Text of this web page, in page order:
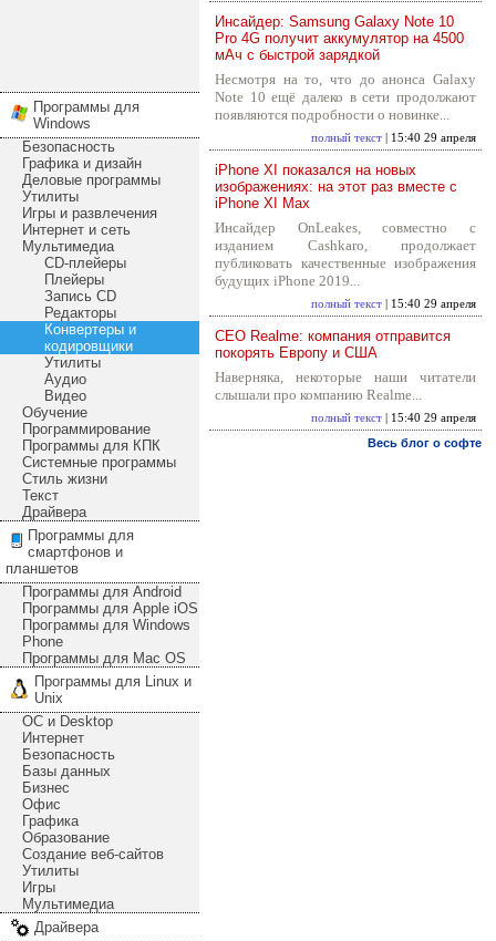
Программы для
Windows
Безопасность
Графика и дизайн
Деловые программы
Утилиты
Игры и развлечения
Интернет и сеть
Мультимедиа
CD-плейеры
Плейеры
Запись CD
Редакторы
Конвертеры и
кодировщики
Утилиты
Аудио
Видео
Обучение
Программирование
Программы для КПК
Системные программы
Стиль жизни
Текст
Драйвера
Программы для
смартфонов и
планшетов
Программы для Android
Программы для Apple iOS
Программы для Windows
Phone
Программы для Mac OS
Программы для Linux и
Unix
ОС и Desktop
Интернет
Безопасность
Базы данных
Бизнес
Офис
Графика
Образование
Создание веб-сайтов
Утилиты
Игры
Мультимедиа
Драйвера
Инсайдер: Samsung Galaxy Note 10
Pro 4G получит аккумулятор на 4500
мАч с быстрой зарядкой
Несмотря на то, что до анонса Galaxy
Note 10 ещё далеко в сети продолжают
появляются подробности о новинке...
полный текст | 15:40 29 апреля
iPhone XI показался на новых
изображениях: на этот раз вместе с
iPhone XI Max
Инсайдер OnLeakes, совместно с
изданием Cashkaro, продолжает
публиковать качественные изображения
будущих iPhone 2019...
полный текст | 15:40 29 апреля
CEO Realme: компания отправится
покорять Европу и США
Наверняка, некоторые наши читатели
слышали про компанию Realme...
полный текст | 15:40 29 апреля
Весь блог о софте